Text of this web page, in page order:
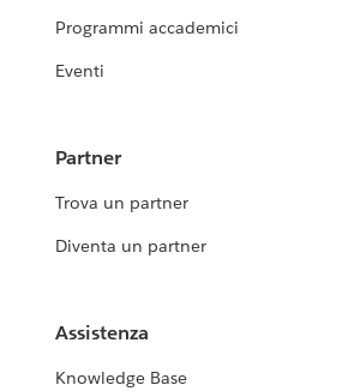
Programmi accademici
Eventi
Partner
Trova un partner
Diventa un partner
Assistenza
Knowledge Base